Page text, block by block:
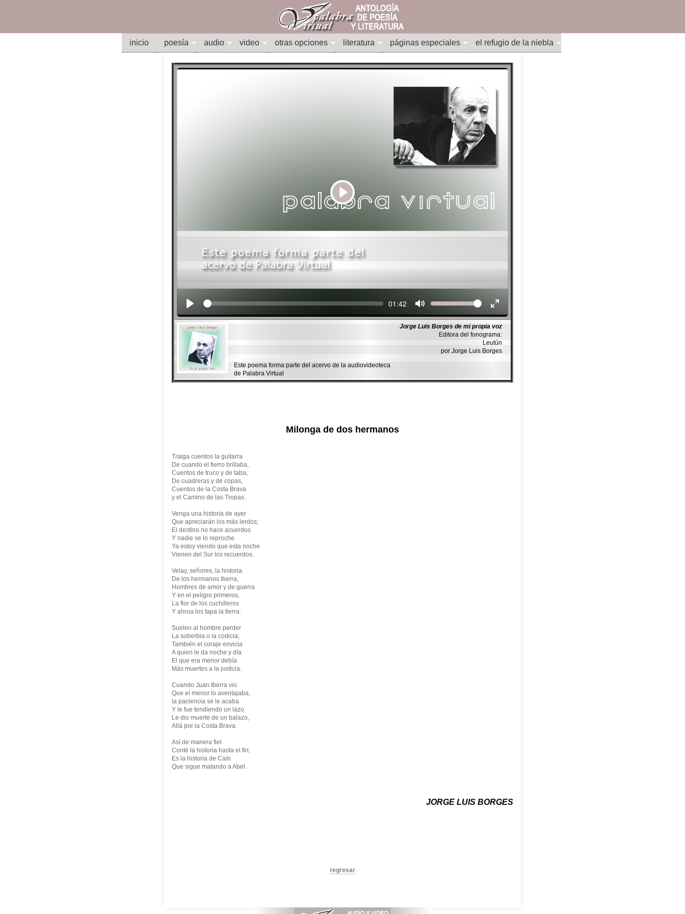
inicio poesía audio video otras opciones literatura páginas especiales el refugio de la niebla
Play
Seek Current
01:42 Volume
Jorge Luis Borges de mi propia voz
Editora del fonograma:
Leutún
por Jorge Luis Borges
Este poema forma parte del acervo de la audiovideoteca
de Palabra Virtual
Milonga de dos hermanos
Traiga cuentos la guitarra
De cuando el fierro brillaba,
Cuentos de truco y de taba,
De cuadreras y de copas,
Cuentos de la Costa Brava
y el Camino de las Tropas.
Venga una historia de ayer
Que apreciarán los más lerdos;
El destino no hace acuerdos
Y nadie se lo reproche
Ya estoy viendo que esta noche
Vienen del Sur los recuerdos.
Velay, señores, la historia
De los hermanos Iberra,
Hombres de amor y de guerra
Y en el peligro primeros,
La flor de los cuchilleros
Y ahroa los tapa la tierra.
Suelen al hombre perder
La soberbia o la codicia;
También el coraje envicia
A quien le da noche y día
El que era menor debía
Más muertes a la justicia.
Cuando Juan Iberra vio
Que el menor lo aventajaba,
la paciencia se le acaba
Y le fue tendiendo un lazo
Le dio muerte de un balazo,
Allá por la Costa Brava.
Así de manera fiel
Conté la historia hasta el fin;
Es la historia de Caín
Que sigue matando a Abel.
JORGE LUIS BORGES
regresar